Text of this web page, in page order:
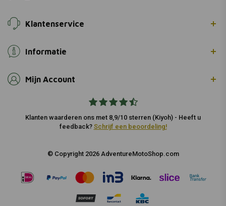
Klantenservice
Informatie
Mijn Account
Klanten waarderen ons met 8,9/10 sterren (Kiyoh) - Heeft u
feedback? Schrijf een beoordeling!
© Copyright 2026 AdventureMotoShop.com